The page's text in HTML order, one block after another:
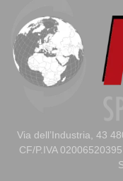
Via dell’Industria, 43
CF/P.IVA